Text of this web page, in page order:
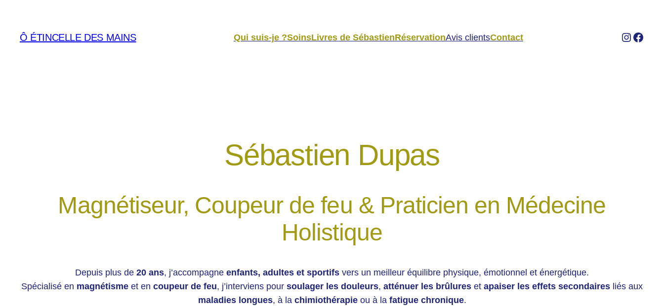
contenu
Ô ÉTINCELLE DES MAINS Qui suis-je ?SoinsLivres de SébastienRéservationAvis clientsContact
Sébastien Dupas
Magnétiseur, Coupeur de feu & Praticien en Médecine
Holistique
Depuis plus de 20 ans, j’accompagne enfants, adultes et sportifs vers un meilleur équilibre physique, émotionnel et énergétique.
Spécialisé en magnétisme et en coupeur de feu, j’interviens pour soulager les douleurs, atténuer les brûlures et apaiser les effets secondaires liés aux
maladies longues, à la chimiothérapieou à la fatigue chronique.